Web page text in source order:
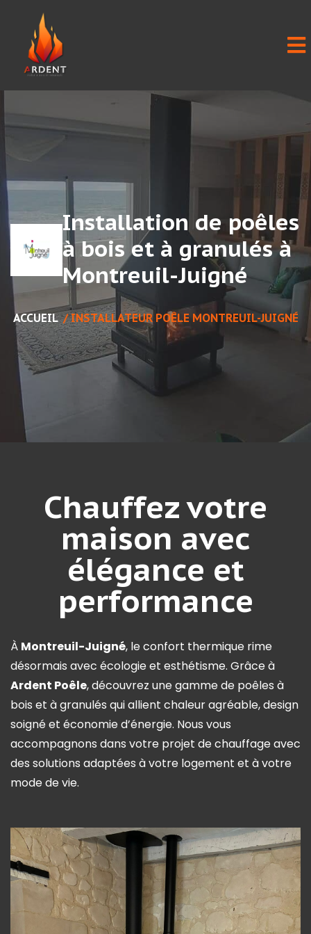
Installation de poêles
à bois et à granulés à
Montreuil-Juigné
ACCUEIL/INSTALLATEUR POÊLE MONTREUIL-JUIGNÉ
Chauffez votre
maison avec
élégance et
performance
À Montreuil-Juigné, le confort thermique rime
désormais avec écologie et esthétisme. Grâce à
Ardent Poêle, découvrez une gamme de poêles à
bois et à granulés qui allient chaleur agréable, design
soigné et économie d’énergie. Nous vous
accompagnons dans votre projet de chauffage avec
des solutions adaptées à votre logement et à votre
mode de vie.